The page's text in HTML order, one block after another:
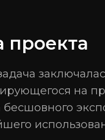
проекта
на
бесшовного
GG.Gratio —
диджитал
Gratio.Team —